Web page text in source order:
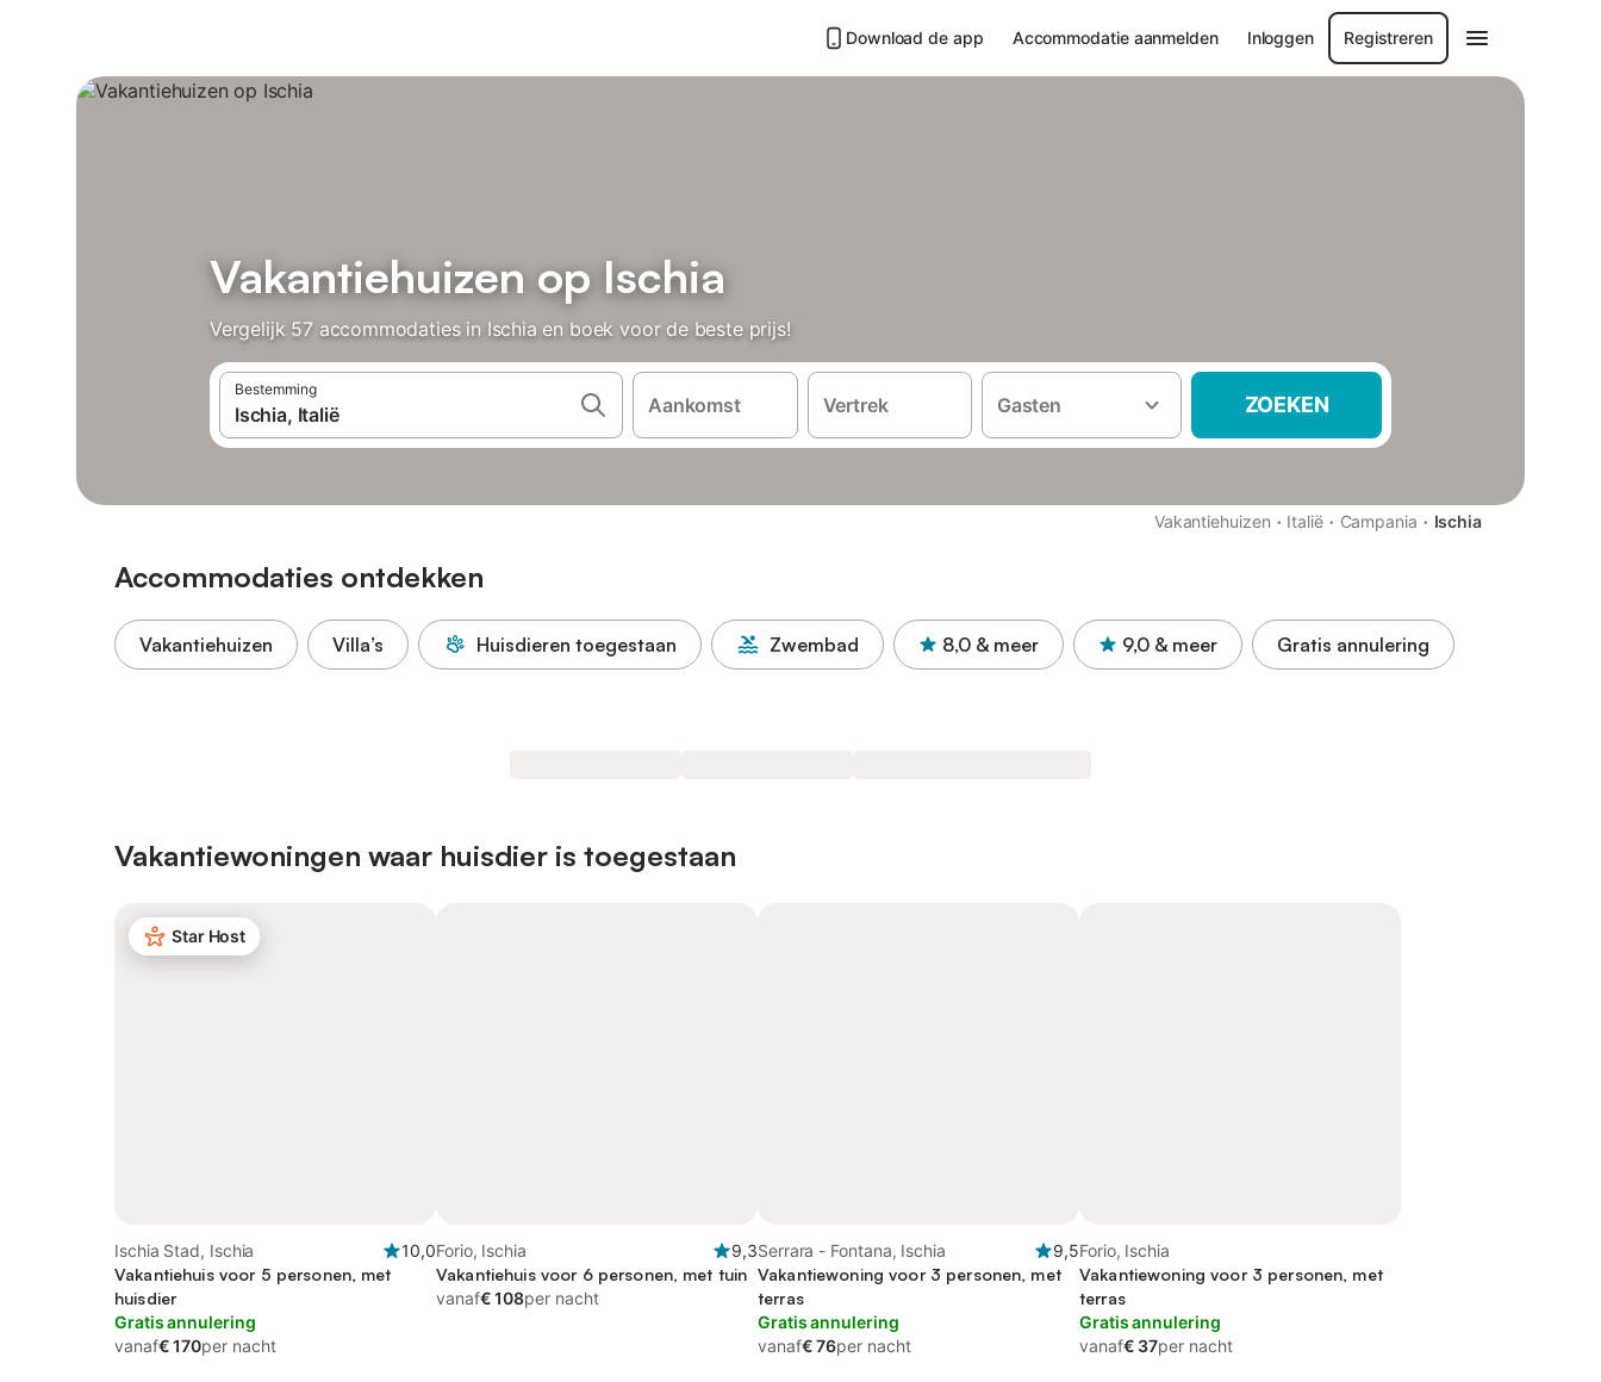
Download de app Accommodatie aanmelden Inloggen Registreren
Vakantiehuizen op Ischia
Vergelijk 57 accommodaties in Ischia en boek voor de beste prijs!
Bestemming
Aankomst Vertrek Gasten ZOEKEN
Vakantiehuizen · Italië · Campania · Ischia
Accommodaties ontdekken
Vakantiehuizen Villa’s Huisdieren toegestaan Zwembad 8,0 & meer 9,0 & meer Gratis annulering
Vakantiewoningen waar huisdier is toegestaan
Star Host
Ischia Stad, Ischia
10,0
Vakantiehuis voor 5 personen, met
huisdier
Gratis annulering
vanaf€ 170per nacht
Forio, Ischia
9,3
Vakantiehuis voor 6 personen, met tuin
vanaf€ 108per nacht
Serrara - Fontana, Ischia
9,5
Vakantiewoning voor 3 personen, met
terras
Gratis annulering
vanaf€ 76per nacht
Forio, Ischia
Vakantiewoning voor 3 personen, met
terras
Gratis annulering
vanaf€ 37per nacht